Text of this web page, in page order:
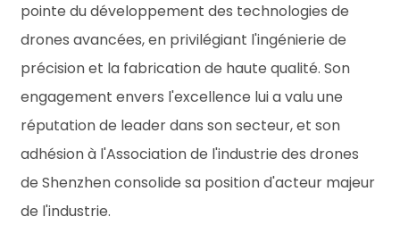
pointe du développement des technologies de
drones avancées, en privilégiant l'ingénierie de
précision et la fabrication de haute qualité. Son
engagement envers l'excellence lui a valu une
réputation de leader dans son secteur, et son
adhésion à l'Association de l'industrie des drones
de Shenzhen consolide sa position d'acteur majeur
de l'industrie.